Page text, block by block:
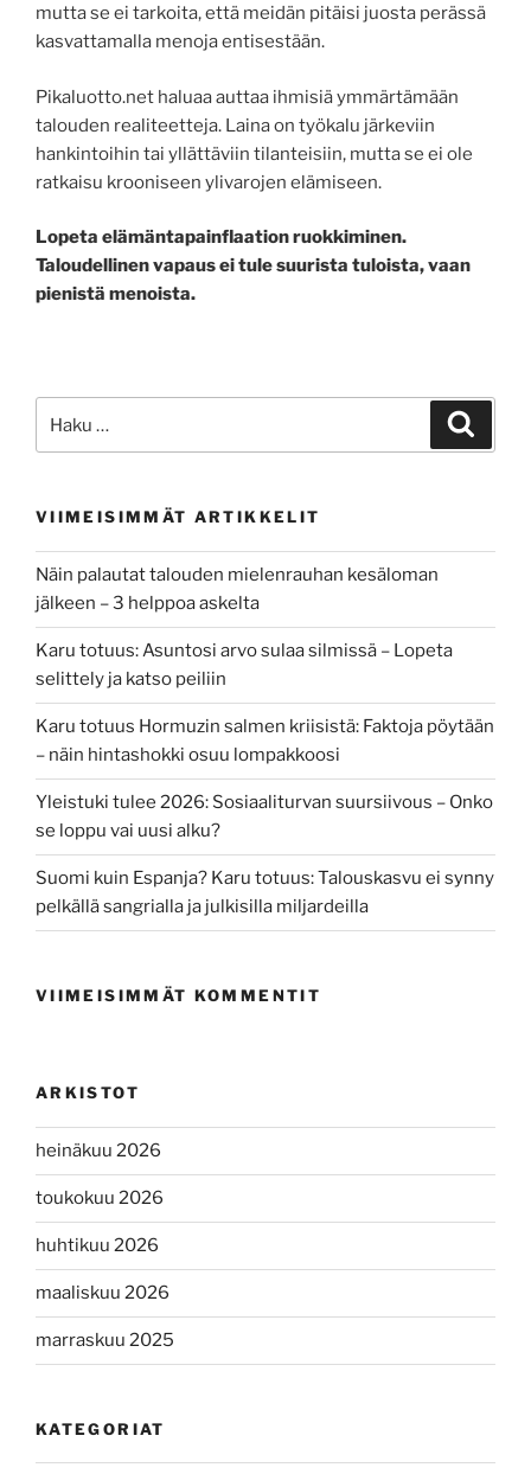
mutta se ei tarkoita, että meidän pitäisi juosta perässä
kasvattamalla menoja entisestään.
Pikaluotto.net haluaa auttaa ihmisiä ymmärtämään
talouden realiteetteja. Laina on työkalu järkeviin
hankintoihin tai yllättäviin tilanteisiin, mutta se ei ole
ratkaisu krooniseen ylivarojen elämiseen.
Lopeta elämäntapainflaation ruokkiminen.
Taloudellinen vapaus ei tule suurista tuloista, vaan
pienistä menoista.
VIIMEISIMMÄT ARTIKKELIT
Näin palautat talouden mielenrauhan kesäloman
jälkeen – 3 helppoa askelta
Karu totuus: Asuntosi arvo sulaa silmissä – Lopeta
selittely ja katso peiliin
Karu totuus Hormuzin salmen kriisistä: Faktoja pöytään
– näin hintashokki osuu lompakkoosi
Yleistuki tulee 2026: Sosiaaliturvan suursiivous – Onko
se loppu vai uusi alku?
Suomi kuin Espanja? Karu totuus: Talouskasvu ei synny
pelkällä sangrialla ja julkisilla miljardeilla
VIIMEISIMMÄT KOMMENTIT
ARKISTOT
heinäkuu 2026
toukokuu 2026
huhtikuu 2026
maaliskuu 2026
marraskuu 2025
KATEGORIAT